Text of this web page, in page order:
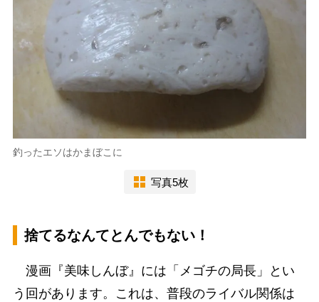
釣ったエソはかまぼこに
写真5枚
捨てるなんてとんでもない！
漫画『美味しんぼ』には「メゴチの局長」とい
う回があります。これは、普段のライバル関係は